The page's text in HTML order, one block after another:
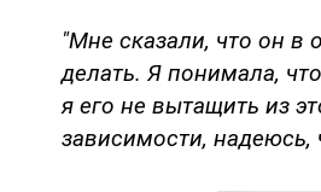
"Мне сказали, что он в
делать. Я понимала,
я его не вытащить из
зависимости, надеюсь,